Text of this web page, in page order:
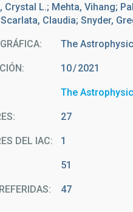
Crystal L.; Mehta, Vihang;
Claudia; Snyder,
The
10 2021
The
27
DEL IAC 1
51
47